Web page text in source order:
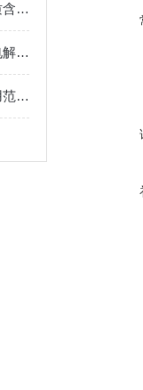
如何测定石油产品中的机械杂质含量的方法
上海颀高旋转粘度计在锂电池电解液行业的应用
以下是针入度试验器其具体应用范围及场景分析